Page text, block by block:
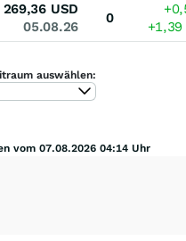
269,36 USD
05.08.26
0
+1,39
auswählen:
vom 07.08.2026 04:14 Uhr